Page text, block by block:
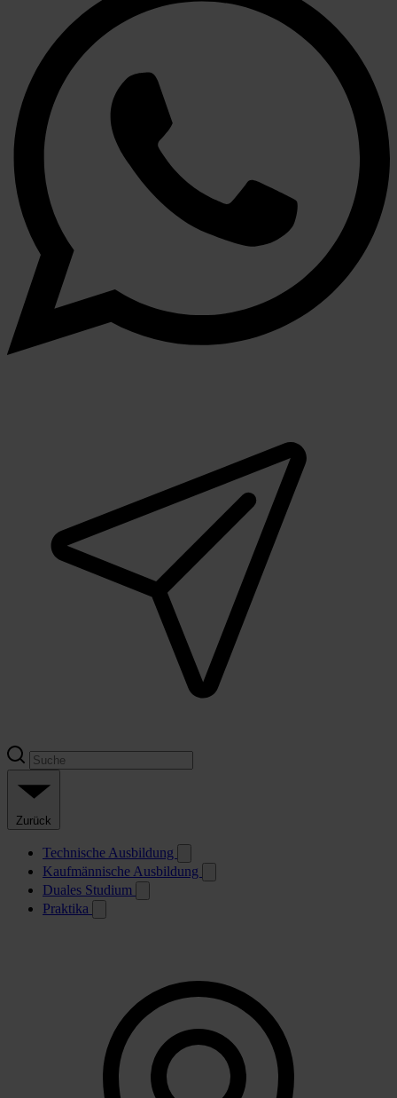
Zurück
Technische Ausbildung
Kaufmännische Ausbildung
Duales Studium
Praktika